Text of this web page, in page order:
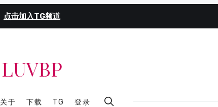
点击加入TG频道
LUVBP
关于 下载 TG 登录